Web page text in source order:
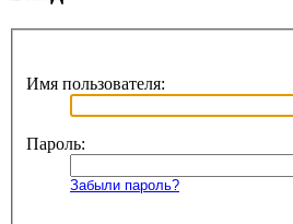
Имя пользователя:
Пароль:
Забыли пароль?